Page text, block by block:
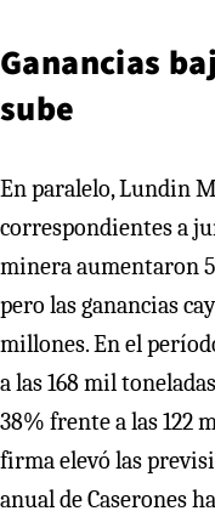
Ganancias
sube
En paralelo, Lundin
correspondientes a
minera aumentaron
pero las ganancias
millones. En el
a las 168 mil
38% frente a las 122
firma elevó las
anual de Caserones